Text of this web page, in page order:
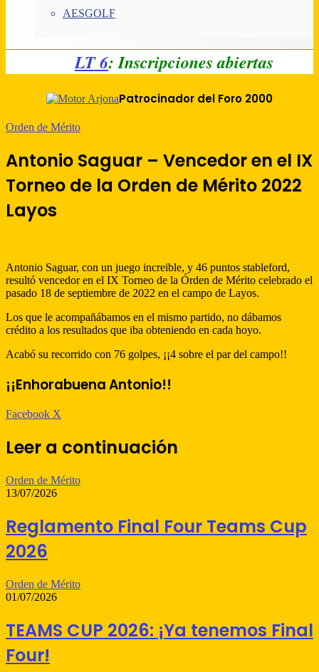
AESGOLF
LT 6: Inscripciones abiertas
Patrocinador del Foro 2000
Orden de Mérito
Antonio Saguar – Vencedor en el IX
Torneo de la Orden de Mérito 2022
Layos
Antonio Saguar, con un juego increible, y 46 puntos stableford,
resultó vencedor en el IX Torneo de la Órden de Mérito celebrado el
pasado 18 de septiembre de 2022 en el campo de Layos.
Los que le acompañábamos en el mismo partido, no dábamos
crédito a los resultados que iba obteniendo en cada hoyo.
Acabó su recorrido con 76 golpes, ¡¡4 sobre el par del campo!!
¡¡Enhorabuena Antonio!!
Facebook X
electrónico
Leer a continuación
Orden de Mérito
13/07/2026
Reglamento Final Four Teams Cup
2026
Orden de Mérito
01/07/2026
TEAMS CUP 2026: ¡Ya tenemos Final
Four!